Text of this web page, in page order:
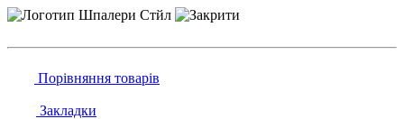
Порівняння товарів
Закладки